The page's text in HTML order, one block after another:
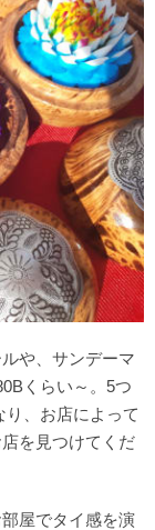
や、サンデーマ
くらい～。5つ
、お店によって
を見つけてくだ
屋でタイ感を演